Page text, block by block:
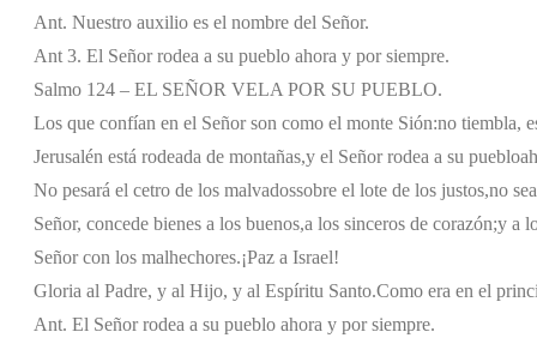
Ant. Nuestro auxilio es el nombre del Señor.
Ant 3. El Señor rodea a su pueblo ahora y por siempre.
Salmo 124 – EL SEÑOR VELA POR SU PUEBLO.
Los que confían en el Señor son como el monte Sión:no tiembla,
Jerusalén está rodeada de montañas,y el Señor rodea a su pueblo
No pesará el cetro de los malvadossobre el lote de los justos,no
Señor, concede bienes a los buenos,a los sinceros de corazón;y a
Señor con los malhechores.¡Paz a Israel!
Gloria al Padre, y al Hijo, y al Espíritu Santo.Como era en el
Ant. El Señor rodea a su pueblo ahora y por siempre.